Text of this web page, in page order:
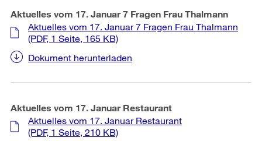
Aktuelles vom 17. Januar 7 Fragen Frau Thalmann
Aktuelles vom 17. Januar 7 Fragen Frau Thalmann
(PDF, 1 Seite, 165 KB)
Dokument herunterladen
Aktuelles vom 17. Januar Restaurant
Aktuelles vom 17. Januar Restaurant
(PDF, 1 Seite, 210 KB)